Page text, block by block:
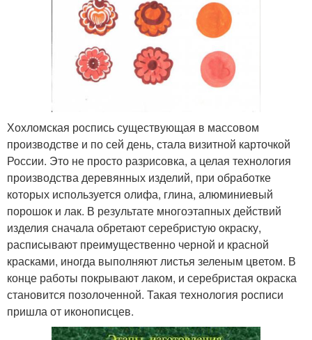
Хохломская роспись существующая в массовом
производстве и по сей день, стала визитной карточкой
России. Это не просто разрисовка, а целая технология
производства деревянных изделий, при обработке
которых используется олифа, глина, алюминиевый
порошок и лак. В результате многоэтапных действий
изделия сначала обретают серебристую окраску,
расписывают преимущественно черной и красной
красками, иногда выполняют листья зеленым цветом. В
конце работы покрывают лаком, и серебристая окраска
становится позолоченной. Такая технология росписи
пришла от иконописцев.